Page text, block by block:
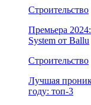
Строительство
Премьера
System от Ballu
Строительство
Лучшая
году: топ-3